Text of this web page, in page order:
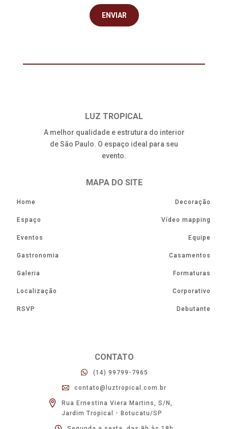
LUZ TROPICAL
A melhor qualidade e estrutura do interior
de São Paulo. O espaço ideal para seu
evento.
MAPA DO SITE
Home Decoração
Espaço Vídeo mapping
Eventos Equipe
Gastronomia Casamentos
Galeria Formaturas
Localização Corporativo
RSVP Debutante
CONTATO
(14) 99799-7965
contato@luztropical.com.br
Rua Ernestina Viera Martins, S/N,
Jardim Tropical - Botucatu/SP